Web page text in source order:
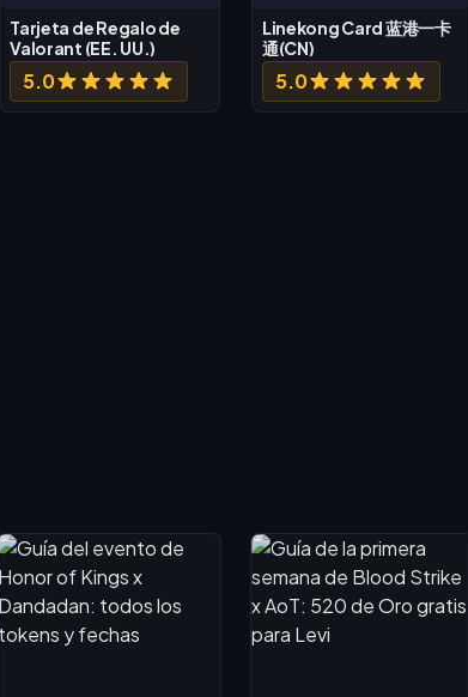
Tarjeta de Regalo de
Valorant (EE. UU.)
5.0
Linekong Card 蓝港一卡
通(CN)
5.0